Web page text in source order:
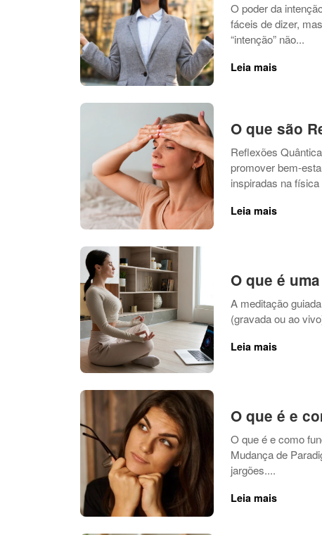
O poder da
fáceis de dizer,
“intenção” não...
Leia mais
O que são
Reflexões
promover bem-
inspiradas na
Leia mais
O que é
A meditação
(gravada ou ao
Leia mais
O que é e
O que é e como
Mudança de
jargões....
Leia mais